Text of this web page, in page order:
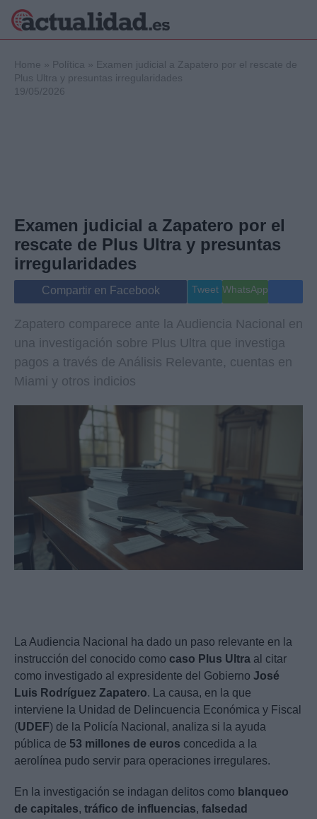
Internacional
Viajes
Gente
Musica
Home » Política » Examen judicial a Zapatero por el rescate de
Plus Ultra y presuntas irregularidades
19/05/2026
Examen judicial a Zapatero por el
rescate de Plus Ultra y presuntas
irregularidades
Compartir en Facebook Tweet WhatsApp
Zapatero comparece ante la Audiencia Nacional en
una investigación sobre Plus Ultra que investiga
pagos a través de Análisis Relevante, cuentas en
Miami y otros indicios
La Audiencia Nacional ha dado un paso relevante en la
instrucción del conocido como caso Plus Ultra al citar
como investigado al expresidente del Gobierno José
Luis Rodríguez Zapatero. La causa, en la que
interviene la Unidad de Delincuencia Económica y Fiscal
(UDEF) de la Policía Nacional, analiza si la ayuda
pública de 53 millones de euros concedida a la
aerolínea pudo servir para operaciones irregulares.
En la investigación se indagan delitos como blanqueo
de capitales, tráfico de influencias, falsedad